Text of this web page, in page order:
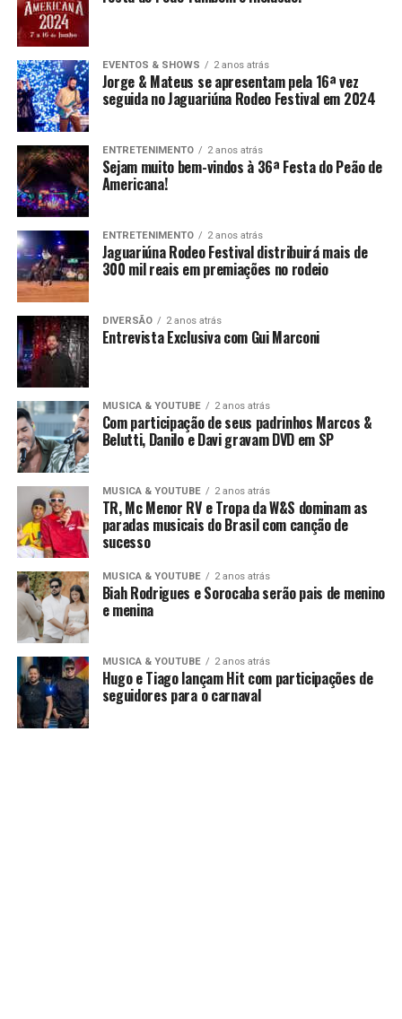
EVENTOS & SHOWS 2 anos atrás
Jorge & Mateus se apresentam pela 16ª vez
seguida no Jaguariúna Rodeo Festival em 2024
ENTRETENIMENTO 2 anos atrás
Sejam muito bem-vindos à 36ª Festa do Peão de
Americana!
ENTRETENIMENTO 2 anos atrás
Jaguariúna Rodeo Festival distribuirá mais de
300 mil reais em premiações no rodeio
DIVERSÃO 2 anos atrás
Entrevista Exclusiva com Gui Marconi
MUSICA & YOUTUBE 2 anos atrás
Com participação de seus padrinhos Marcos &
Belutti, Danilo e Davi gravam DVD em SP
MUSICA & YOUTUBE 2 anos atrás
TR, Mc Menor RV e Tropa da W&S dominam as
paradas musicais do Brasil com canção de
sucesso
MUSICA & YOUTUBE 2 anos atrás
Biah Rodrigues e Sorocaba serão pais de menino
e menina
MUSICA & YOUTUBE 2 anos atrás
Hugo e Tiago lançam Hit com participações de
seguidores para o carnaval